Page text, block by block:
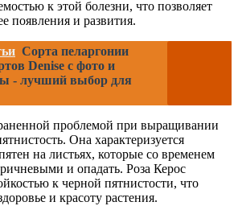
к этой болезни, что позволяет
появления и развития.
Сорта пеларгонии
Denise с фото и
- лучший выбор для
проблемой при выращивании
Она характеризуется
на листьях, которые со временем
и опадать. Роза Керос
к черной пятнистости, что
и красоту растения.